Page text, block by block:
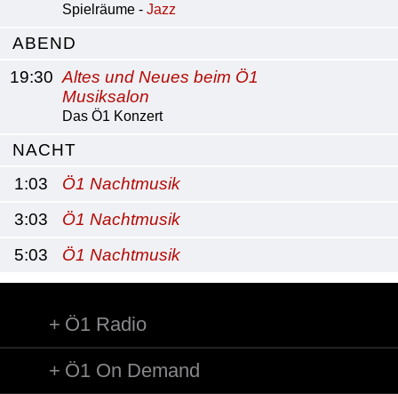
Spielräume - Jazz
ABEND
19:30 Altes und Neues beim Ö1
Musiksalon
Das Ö1 Konzert
NACHT
1:03
Ö1 Nachtmusik
3:03
Ö1 Nachtmusik
5:03
Ö1 Nachtmusik
Ö1 Radio
Ö1 On Demand